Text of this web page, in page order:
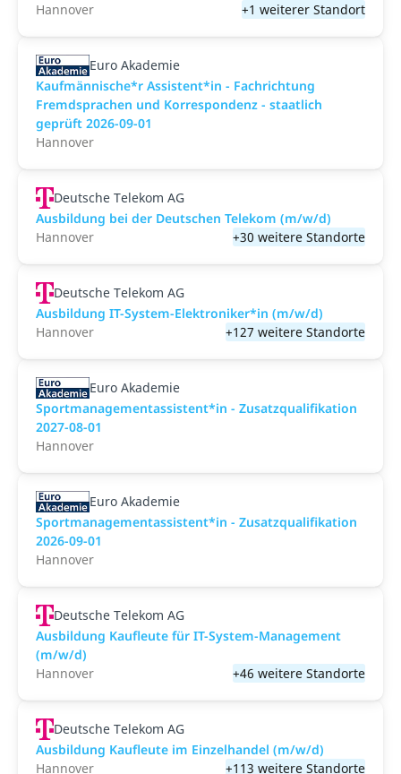
Hannover
+1 weiterer Standort
Euro Akademie
Kaufmännische*r Assistent*in - Fachrichtung
Fremdsprachen und Korrespondenz - staatlich
geprüft 2026-09-01
Hannover
Deutsche Telekom AG
Ausbildung bei der Deutschen Telekom (m/w/d)
Hannover
+30 weitere Standorte
Deutsche Telekom AG
Ausbildung IT-System-Elektroniker*in (m/w/d)
Hannover
+127 weitere Standorte
Euro Akademie
Sportmanagementassistent*in - Zusatzqualifikation
2027-08-01
Hannover
Euro Akademie
Sportmanagementassistent*in - Zusatzqualifikation
2026-09-01
Hannover
Deutsche Telekom AG
Ausbildung Kaufleute für IT-System-Management
(m/w/d)
Hannover
+46 weitere Standorte
Deutsche Telekom AG
Ausbildung Kaufleute im Einzelhandel (m/w/d)
Hannover
+113 weitere Standorte